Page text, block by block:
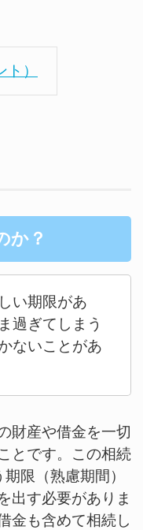
）
か？
い期限があ
過ぎてしまう
ないことがあ
財産や借金を一切
とです。この相続
限（熟慮期間）
出す必要がありま
金も含めて相続し